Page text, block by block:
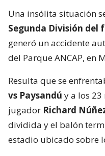
Una insólita situación
Segunda División del
generó un accidente
del Parque ANCAP, en
Resulta que se
vs Paysandú y a los
jugador Richard
dividida y el balón
estadio ubicado sobre